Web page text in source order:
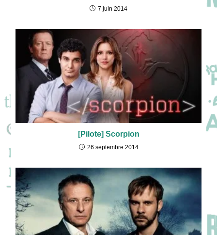
7 juin 2014
[Pilote] Scorpion
26 septembre 2014